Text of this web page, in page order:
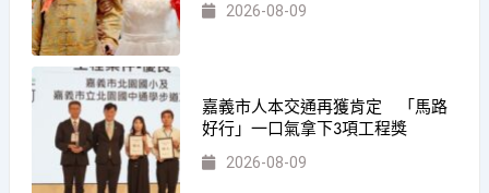
2026-08-09
嘉義市人本交通再獲肯定 「馬路
好行」一口氣拿下3項工程獎
2026-08-09